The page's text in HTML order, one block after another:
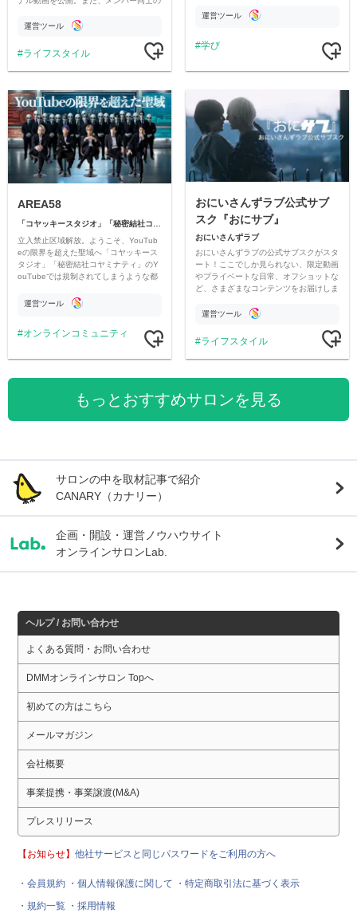
ただいています。
運営ツール
ライフスタイル
す運営ツール
学び
AREA58
「コヤッキースタジオ」「秘密結社コヤミナティ」
立入禁止区域解放。ようこそ、YouTub
eの限界を超えた聖域へ「コヤッキース
タジオ」「秘密結社コヤミナティ」のY
ouTubeでは規制されてしまうような都
公開。
運営ツール
オンラインコミュニティ
おにいさんずラブ公式サブ
スク『おにサブ』
おにいさんずラブ
おにいさんずラブの公式サブスクがスタ
ート！ここでしか見られない、限定動画
やプライベートな日常、オフショットな
ど、さまざまなコンテンツをお届けしま
運営ツール
ライフスタイル
もっとおすすめサロンを見る
サロンの中を取材記事で紹介
CANARY（カナリー）
企画・開設・運営ノウハウサイト
オンラインサロンLab.
ヘルプ / お問い合わせ
よくある質問・お問い合わせ
DMMオンラインサロン Topへ
初めての方はこちら
メールマガジン
会社概要
事業提携・事業譲渡(M&A)
プレスリリース
【お知らせ】他社サービスと同じパスワードをご利用の方へ
・会員規約 ・個人情報保護に関して
・特定商取引法に基づく表示
・規約一覧 ・採用情報